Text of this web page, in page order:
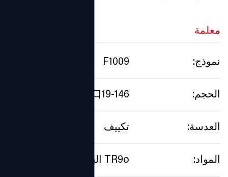
معلمة
نموذج: F1009
الحجم: 50口19-146
العدسة: تكييف
المواد: TR9o البلاستيك الصلب